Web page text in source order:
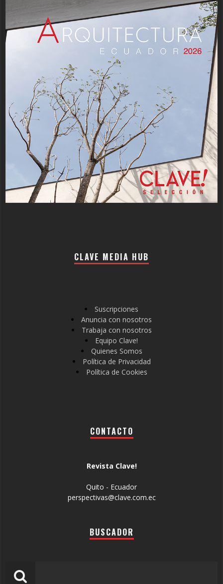
CLAVE MEDIA HUB
Suscripciones
Anuncia con nosotros
Trabaja con nosotros
Equipo Clave!
Quienes Somos
Política de Privacidad
Política de Cookies
CONTACTO
Revista Clave!
Quito - Ecuador
perspectivas@clave.com.ec
BUSCADOR